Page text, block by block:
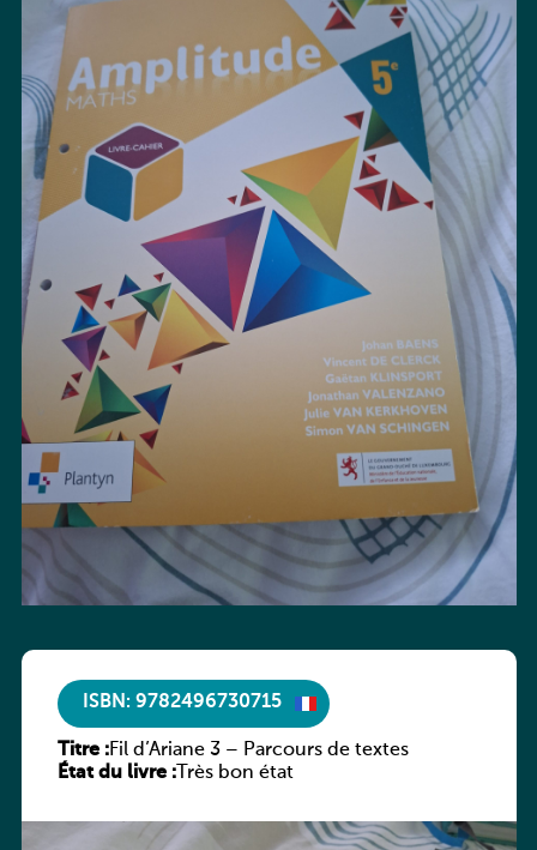
ISBN: 9782496730715
Titre :Fil d’Ariane 3 – Parcours de textes
État du livre :Très bon état